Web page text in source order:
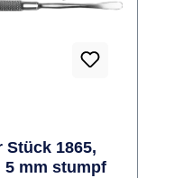
Stück 1865,
5 mm stumpf